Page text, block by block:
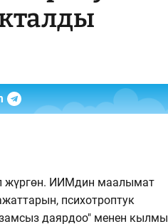
жүргөн. ИИМдин маалымат
психотроптук
даярдоо" менен